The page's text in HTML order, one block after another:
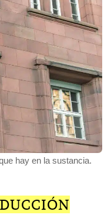
hay en la sustancia.